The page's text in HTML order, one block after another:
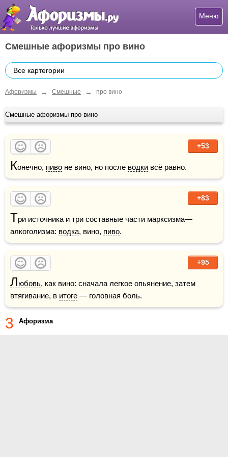
Меню
Смешные афоризмы про вино
Все картегории
Афоризмы → Смешные → про вино
Смешные афоризмы про вино
+53
Конечно, пиво не вино, но после водки всё равно.
+83
Три источника и три составные части марксизма—
алкоголизма: водка, вино, пиво.
+95
Любовь, как вино: сначала легкое опьянение, затем
втягивание, в итоге — головная боль.
3 Афоризма